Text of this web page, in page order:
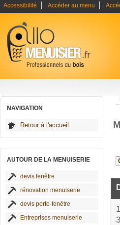
Accessibilité Accéder au menu
NAVIGATION
Retour à l'accueil
AUTOUR DE LA MENUISERIE
devis fenêtre
rénovation menuiserie
devis porte-fenêtre
Entreprises menuiserie